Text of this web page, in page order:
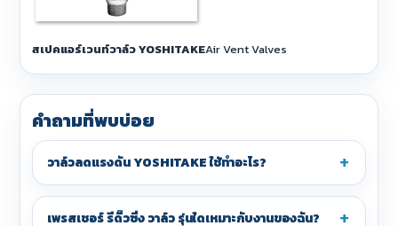
สเปคแอร์เวนท์วาล์ว YOSHITAKEAir Vent Valves
คำถามที่พบบ่อย
วาล์วลดแรงดัน YOSHITAKE ใช้ทำอะไร?
เพรสเชอร์ รีดิ๊วซิ่ง วาล์ว รุ่นใดเหมาะกับงานของฉัน?